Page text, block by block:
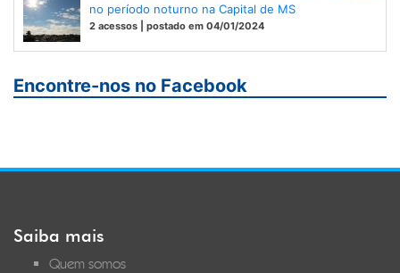
no período noturno na Capital de MS
2 acessos | postado em 04/01/2024
Encontre-nos no Facebook
Saiba mais
Quem somos